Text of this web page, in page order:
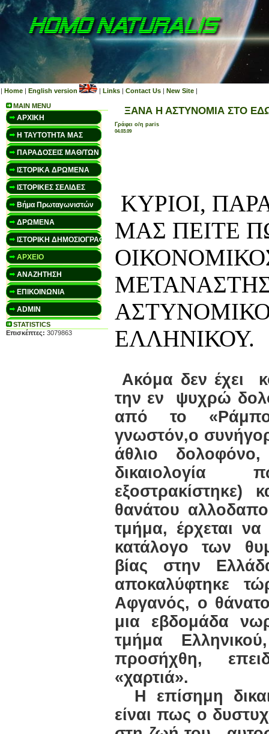
| Home | English version | Links | Contact Us | New Site |
MAIN MENU
ΑΡΧΙΚΗ
Η ΤΑΥΤΟΤΗΤΑ ΜΑΣ
ΠΑΡΑΔΟΣΕΙΣ ΜΑΘ/ΤΩΝ
ΙΣΤΟΡΙΚΑ ΔΡΩΜΕΝΑ
ΙΣΤΟΡΙΚΕΣ ΣΕΛΙΔΕΣ
Βήμα Πρωταγωνιστών
ΔΡΩΜΕΝΑ
ΙΣΤΟΡΙΚΗ ΔΗΜΟΣΙΟΓΡΑΦΙΑ
ΑΡΧΕΙΟ
ΑΝΑΖΗΤΗΣΗ
ΕΠΙΚΟΙΝΩΝΙΑ
ADMIN
STATISTICS
Επισκέπτες: 3079863
ΞΑΝΑ Η ΑΣΤΥΝΟΜΙΑ ΣΤΟ
Γράφει ο/η paris
04.03.09
ΚΥΡΙΟΙ,
ΜΑΣ ΠΕΙΤΕ
ΕΛΛΗΝΙΚΟΥ.
Ακόμα δεν έχει
την εν
ψυχρώ
από το
γνωστόν,ο
άθλιο
εξοστρακίστηκε)
θανάτου
τμήμα, έρχεται να
κατάλογο των
βίας στην
αποκαλύφτηκε
Αφγανός, ο
μια εβδομάδα
τμήμα
προσήχθη,
«χαρτιά».
Η επίσημη
είναι πως ο